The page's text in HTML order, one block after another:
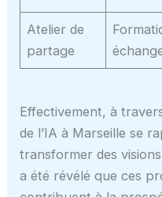
Atelier de
partage
Effectivement, à
de l’IA à Marseille se
transformer des
a été révélé que ces